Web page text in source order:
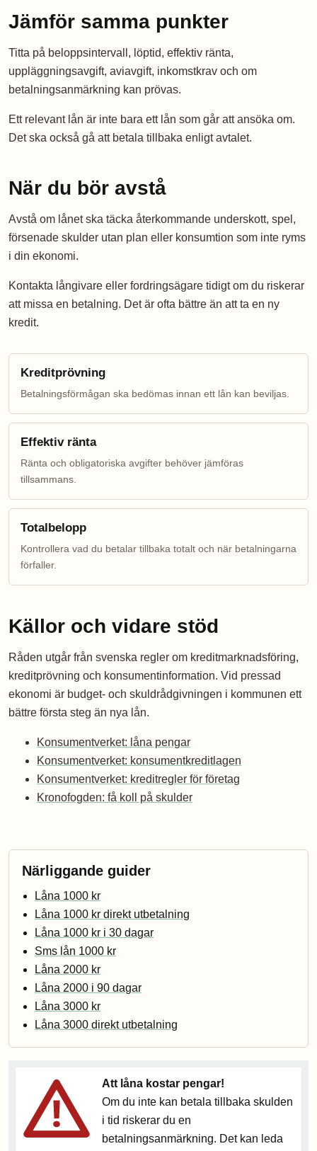
Jämför samma punkter
Titta på beloppsintervall, löptid, effektiv ränta,
uppläggningsavgift, aviavgift, inkomstkrav och om
betalningsanmärkning kan prövas.
Ett relevant lån är inte bara ett lån som går att ansöka om.
Det ska också gå att betala tillbaka enligt avtalet.
När du bör avstå
Avstå om lånet ska täcka återkommande underskott, spel,
försenade skulder utan plan eller konsumtion som inte ryms
i din ekonomi.
Kontakta långivare eller fordringsägare tidigt om du riskerar
att missa en betalning. Det är ofta bättre än att ta en ny
kredit.
Kreditprövning
Betalningsförmågan ska bedömas innan ett lån kan beviljas.
Effektiv ränta
Ränta och obligatoriska avgifter behöver jämföras
tillsammans.
Totalbelopp
Kontrollera vad du betalar tillbaka totalt och när betalningarna
förfaller.
Källor och vidare stöd
Råden utgår från svenska regler om kreditmarknadsföring,
kreditprövning och konsumentinformation. Vid pressad
ekonomi är budget- och skuldrådgivningen i kommunen ett
bättre första steg än nya lån.
Konsumentverket: låna pengar
Konsumentverket: konsumentkreditlagen
Konsumentverket: kreditregler för företag
Kronofogden: få koll på skulder
Närliggande guider
Låna 1000 kr
Låna 1000 kr direkt utbetalning
Låna 1000 kr i 30 dagar
Sms lån 1000 kr
Låna 2000 kr
Låna 2000 i 90 dagar
Låna 3000 kr
Låna 3000 direkt utbetalning
Att låna kostar pengar!
Om du inte kan betala tillbaka skulden
i tid riskerar du en
betalningsanmärkning. Det kan leda